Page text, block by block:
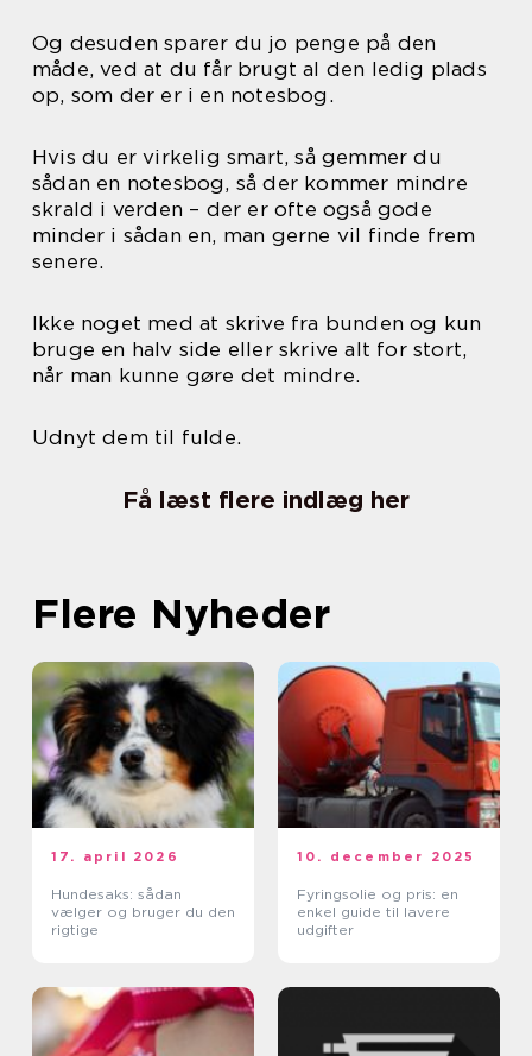
Og desuden sparer du jo penge på den
måde, ved at du får brugt al den ledig plads
op, som der er i en notesbog.
Hvis du er virkelig smart, så gemmer du
sådan en notesbog, så der kommer mindre
skrald i verden – der er ofte også gode
minder i sådan en, man gerne vil finde frem
senere.
Ikke noget med at skrive fra bunden og kun
bruge en halv side eller skrive alt for stort,
når man kunne gøre det mindre.
Udnyt dem til fulde.
Få læst flere indlæg her
Flere Nyheder
17. april 2026
Hundesaks: sådan
vælger og bruger du den
rigtige
10. december 2025
Fyringsolie og pris: en
enkel guide til lavere
udgifter